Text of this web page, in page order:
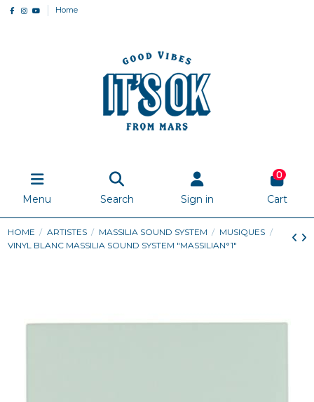
Home
Menu Search Sign in
0
Cart
HOME ARTISTES MASSILIA SOUND SYSTEM
MUSIQUES
VINYL BLANC MASSILIA SOUND SYSTEM "MASSILIAN°1"